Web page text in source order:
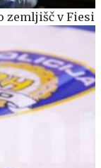
v Fiesi